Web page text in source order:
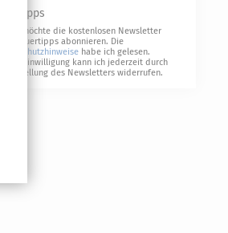
Geldtipps
Ja, ich möchte die kostenlosen Newsletter
von Steuertipps abonnieren. Die
Datenschutzhinweise habe ich gelesen.
Meine Einwilligung kann ich jederzeit durch
Abbestellung des Newsletters widerrufen.